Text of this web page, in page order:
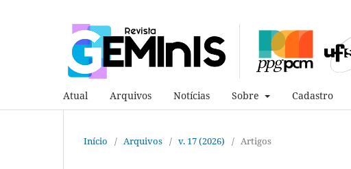
Atual Arquivos Notícias Sobre Cadastro
Início / Arquivos / v. 17 (2026) / Artigos